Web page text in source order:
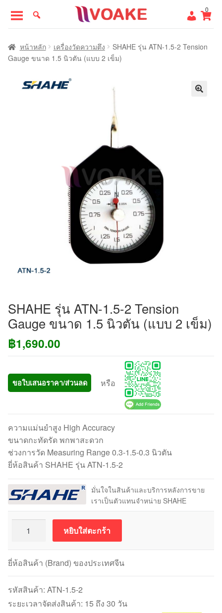
to
navigation
to
content
0
หน้าแรก
หน้าหลัก เครื่องวัดความตึง
SHAHE รุ่น ATN-1.5-2 Tension
Gauge ขนาด 1.5 นิวตัน (แบบ 2 เข็ม)
SHAHE รุ่น ATN-1.5-2 Tension
Gauge ขนาด 1.5 นิวตัน (แบบ 2 เข็ม)
฿1,690.00
ขอใบเสนอราคา/ส่วนลด หรือ
ความแม่นยำสูง High Accuracy
ขนาดกะทัดรัด พกพาสะดวก
ช่วงการวัด Measuring Range 0.3-1.5-0.3 นิวตัน
ยี่ห้อสินค้า SHAHE รุ่น ATN-1.5-2
มั่นใจในสินค้าและบริการหลังการขาย
เราเป็นตัวแทนจำหน่าย SHAHE
SHAHE
รุ่น
ATN-
1.5-
2
Tension
หยิบใส่ตะกร้า
ยี่ห้อสินค้า (Brand) ของประเทศจีน
รหัสสินค้า: ATN-1.5-2
ระยะเวลาจัดส่งสินค้า: 15 ถึง 30 วัน